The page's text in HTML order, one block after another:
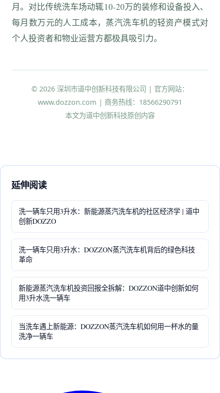
月。对比传统洗车场动辄10-20万的装修和设备投入、
每月数万元的人工成本，蒸汽洗车机的轻资产模式对
个人投资者和物业运营方都极具吸引力。
© 2026 深圳市道中创新科技有限公司 | 官方网站：
www.dozzon.com | 商务热线：18566290791
本文为道中创新科技原创内容
延伸阅读
洗一辆车只用3升水：新能源蒸汽洗车机的社区经济学 | 道中
创新DOZZO
洗一辆车只用3升水：DOZZON蒸汽洗车机背后的绿色科技
革命
新能源蒸汽洗车机投资回报全拆解：DOZZON道中创新如何
用3升水洗一辆车
当洗车遇上新能源：DOZZON蒸汽洗车机如何用一杯水的量
洗净一辆车